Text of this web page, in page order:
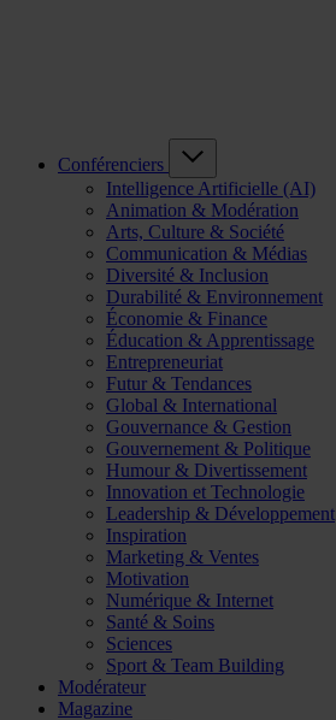
Conférenciers
Intelligence Artificielle (AI)
Animation & Modération
Arts, Culture & Société
Communication & Médias
Diversité & Inclusion
Durabilité & Environnement
Économie & Finance
Éducation & Apprentissage
Entrepreneuriat
Futur & Tendances
Global & International
Gouvernance & Gestion
Gouvernement & Politique
Humour & Divertissement
Innovation et Technologie
Leadership & Développement
Inspiration
Marketing & Ventes
Motivation
Numérique & Internet
Santé & Soins
Sciences
Sport & Team Building
Modérateur
Magazine